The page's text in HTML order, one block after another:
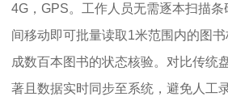
4G，GPS。工作人员无需逐本扫描
间移动即可批量读取1米范围内的图
成数百本图书的状态核验。对比传统
著且数据实时同步至系统，避免人工